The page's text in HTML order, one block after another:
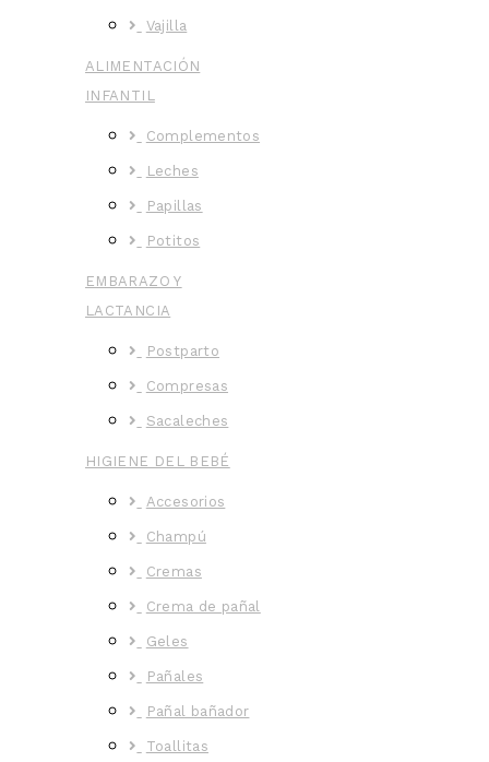
Vajilla
ALIMENTACIÓN
INFANTIL
Complementos
Leches
Papillas
Potitos
EMBARAZO Y
LACTANCIA
Postparto
Compresas
Sacaleches
HIGIENE DEL BEBÉ
Accesorios
Champú
Cremas
Crema de pañal
Geles
Pañales
Pañal bañador
Toallitas